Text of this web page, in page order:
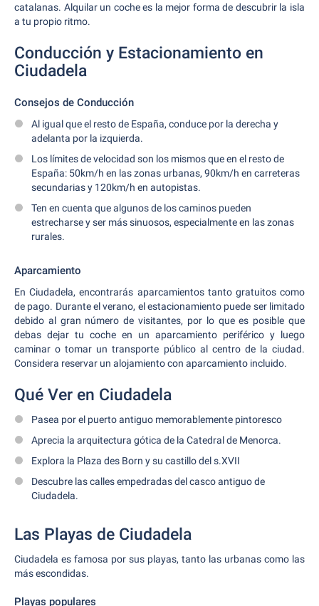
catalanas. Alquilar un coche es la mejor forma de descubrir la isla
a tu propio ritmo.
Conducción y Estacionamiento en
Ciudadela
Consejos de Conducción
Al igual que el resto de España, conduce por la derecha y
adelanta por la izquierda.
Los límites de velocidad son los mismos que en el resto de
España: 50km/h en las zonas urbanas, 90km/h en carreteras
secundarias y 120km/h en autopistas.
Ten en cuenta que algunos de los caminos pueden
estrecharse y ser más sinuosos, especialmente en las zonas
rurales.
Aparcamiento
En Ciudadela, encontrarás aparcamientos tanto gratuitos como
de pago. Durante el verano, el estacionamiento puede ser limitado
debido al gran número de visitantes, por lo que es posible que
debas dejar tu coche en un aparcamiento periférico y luego
caminar o tomar un transporte público al centro de la ciudad.
Considera reservar un alojamiento con aparcamiento incluido.
Qué Ver en Ciudadela
Pasea por el puerto antiguo memorablemente pintoresco
Aprecia la arquitectura gótica de la Catedral de Menorca.
Explora la Plaza des Born y su castillo del s.XVII
Descubre las calles empedradas del casco antiguo de
Ciudadela.
Las Playas de Ciudadela
Ciudadela es famosa por sus playas, tanto las urbanas como las
más escondidas.
Playas populares